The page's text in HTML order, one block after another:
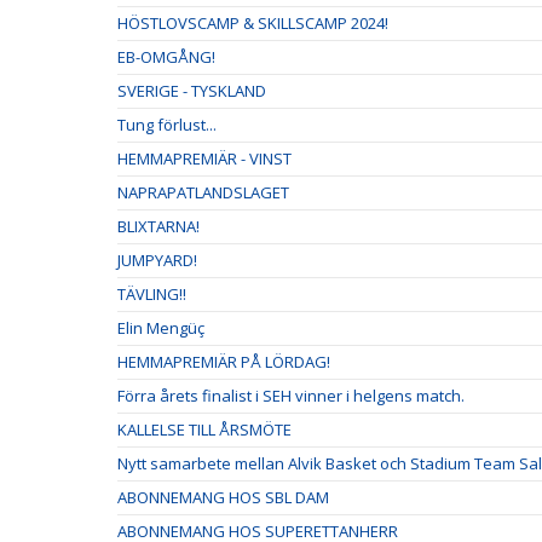
HÖSTLOVSCAMP & SKILLSCAMP 2024!
EB-OMGÅNG!
SVERIGE - TYSKLAND
Tung förlust...
HEMMAPREMIÄR - VINST
NAPRAPATLANDSLAGET
BLIXTARNA!
JUMPYARD!
TÄVLING!!
Elin Mengüç
HEMMAPREMIÄR PÅ LÖRDAG!
Förra årets finalist i SEH vinner i helgens match.
KALLELSE TILL ÅRSMÖTE
Nytt samarbete mellan Alvik Basket och Stadium Team
ABONNEMANG HOS SBL DAM
ABONNEMANG HOS SUPERETTANHERR